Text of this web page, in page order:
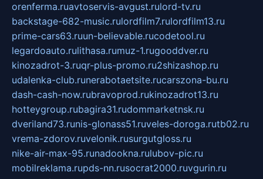
orenferma.ruavtoservis-avgust.rulord-tv.ru
backstage-682-music.rulordfilm7.rulordfilm13.ru
prime-cars63.ruun-believable.rucodetool.ru
legardoauto.rulithasa.rumuz-1.rugooddver.ru
kinozadrot-3.ruqr-plus-promo.ru2shizashop.ru
udalenka-club.runerabotaetsite.rucarszona-bu.ru
dash-cash-now.rubravoprod.rukinozadrot13.ru
hotteygroup.rubagira31.rudommarketnsk.ru
dveriland73.runis-glonass51.ruveles-doroga.rutb02.ru
vrema-zdorov.ruvelonik.rusurgutgloss.ru
nike-air-max-95.runadookna.rulubov-pic.ru
mobilreklama.rupds-nn.rusocrat2000.ruvgurin.ru